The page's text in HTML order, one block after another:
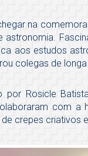
na
astronomia.
aos estudos
colegas de longa
Rosicle
com a
crepes criativos